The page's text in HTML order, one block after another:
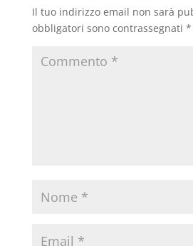
Il tuo indirizzo email non sarà
obbligatori sono contrassegnati *